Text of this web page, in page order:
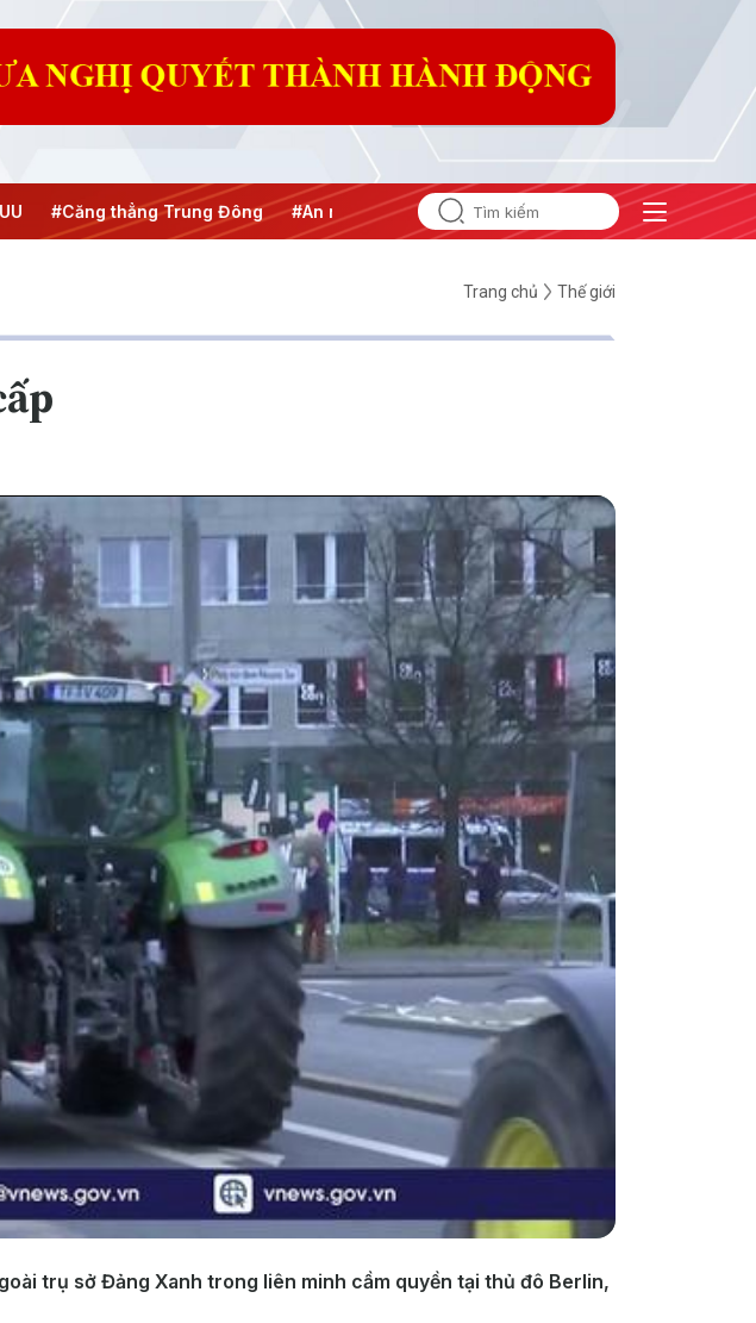
Đông #An ninh năng lượng #Bảo vệ nền tảng tư tưởng của Đảng
Trang chủ Thế giới
trụ sở Đảng Xanh trong liên minh cầm quyền tại thủ đô Berlin,